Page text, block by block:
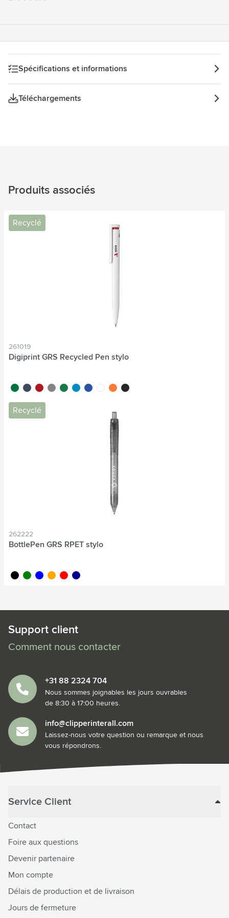
Spécifications et informations
Téléchargements
Produits associés
Recyclé
261019
Digiprint GRS Recycled Pen stylo
vert/blanc
bleu foncé/blanc
blanc/rouge
gris/blanc
blanc/vert
blanc/bleu clair
blanc/bleu foncé
blanc/blanc
blanc/orange
noir/blanc
Recyclé
262222
BottlePen GRS RPET stylo
noir vert bleu orangerougebleu foncé
Support client
Comment nous contacter
+31 88 2324 704
Nous sommes joignables les jours ouvrables
de 8:30 à 17:00 heures.
info@clipperinterall.com
Laissez-nous votre question ou remarque et nous
vous répondrons.
Service Client
Contact
Foire aux questions
Devenir partenaire
Mon compte
Délais de production et de livraison
Jours de fermeture